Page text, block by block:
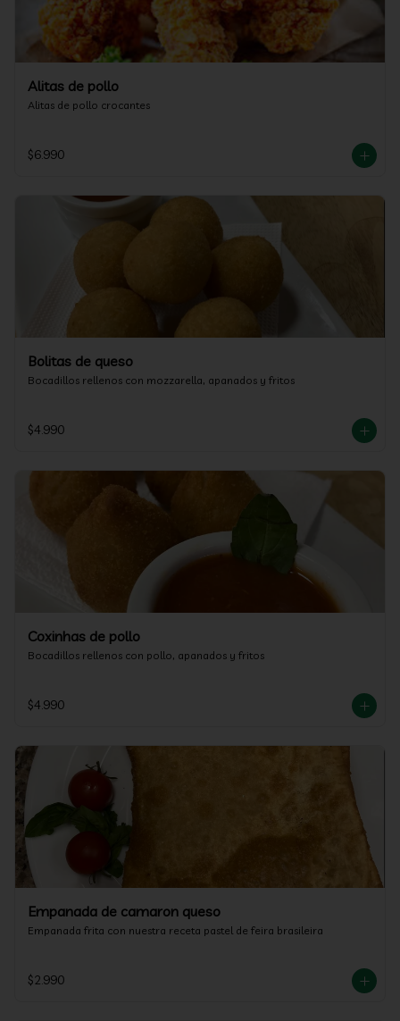
Alitas de pollo
Alitas de pollo crocantes
$6.990
Bolitas de queso
Bocadillos rellenos con mozzarella, apanados y fritos
$4.990
Coxinhas de pollo
Bocadillos rellenos con pollo, apanados y fritos
$4.990
Empanada de camaron queso
Empanada frita con nuestra receta pastel de feira brasileira
$2.990